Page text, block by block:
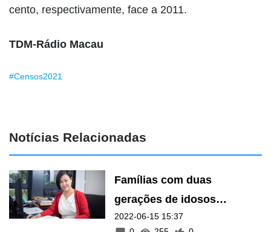
cento, respectivamente, face a 2011.
TDM-Rádio Macau
#Censos2021
Notícias Relacionadas
Famílias com duas
gerações de idosos
apresentam novo desafio
2022-06-15 15:37